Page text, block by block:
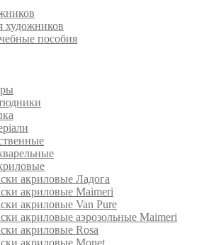
художников
пособия
акриловые Ладога
акриловые Maimeri
акриловые Van Pure
акриловые аэрозольные Maimeri
акриловые Rosa